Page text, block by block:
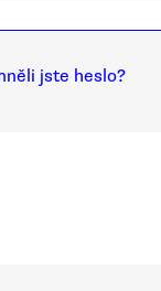
jste heslo?